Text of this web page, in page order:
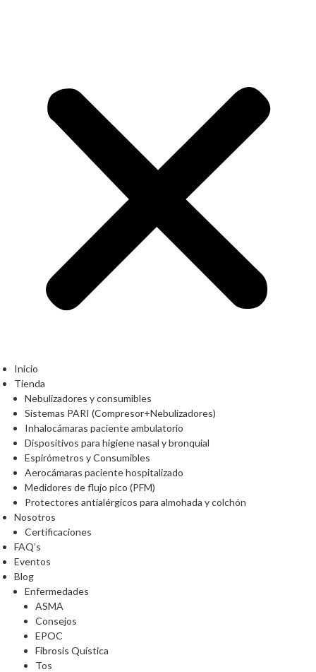
Inicio
Tienda
Nebulizadores y consumibles
Sistemas PARI (Compresor+Nebulizadores)
Inhalocámaras paciente ambulatorio
Dispositivos para higiene nasal y bronquial
Espirómetros y Consumibles
Aerocámaras paciente hospitalizado
Medidores de flujo pico (PFM)
Protectores antialérgicos para almohada y colchón
Nosotros
Certificaciones
FAQ’s
Eventos
Blog
Enfermedades
ASMA
Consejos
EPOC
Fibrosis Quística
Tos